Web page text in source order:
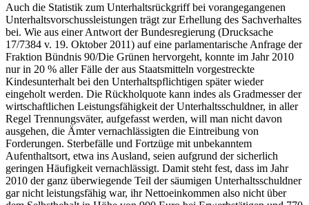
Auch die Statistik zum Unterhaltsrückgriff bei vorangegangenen
Unterhaltsvorschussleistungen trägt zur Erhellung des Sachverhaltes
bei. Wie aus einer Antwort der Bundesregierung (Drucksache
17/7384 v. 19. Oktober 2011) auf eine parlamentarische Anfrage der
Fraktion Bündnis 90/Die Grünen hervorgeht, konnte im Jahr 2010
nur in 20 % aller Fälle der aus Staatsmitteln vorgestreckte
Kindesunterhalt bei den Unterhaltspflichtigen später wieder
eingeholt werden. Die Rückholquote kann indes als Gradmesser der
wirtschaftlichen Leistungsfähigkeit der Unterhaltsschuldner, in aller
Regel Trennungsväter, aufgefasst werden, will man nicht davon
ausgehen, die Ämter vernachlässigten die Eintreibung von
Forderungen. Sterbefälle und Fortzüge mit unbekanntem
Aufenthaltsort, etwa ins Ausland, seien aufgrund der sicherlich
geringen Häufigkeit vernachlässigt. Damit steht fest, dass im Jahr
2010 der ganz überwiegende Teil der säumigen Unterhaltsschuldner
gar nicht leistungsfähig war, ihr Nettoeinkommen also nicht über